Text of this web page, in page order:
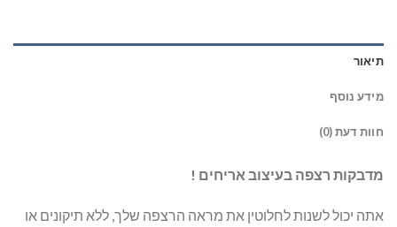
תיאור
מידע נוסף
חוות דעת (0)
מדבקות רצפה בעיצוב אריחים !
אתה יכול לשנות לחלוטין את מראה הרצפה שלך, ללא תיקונים או